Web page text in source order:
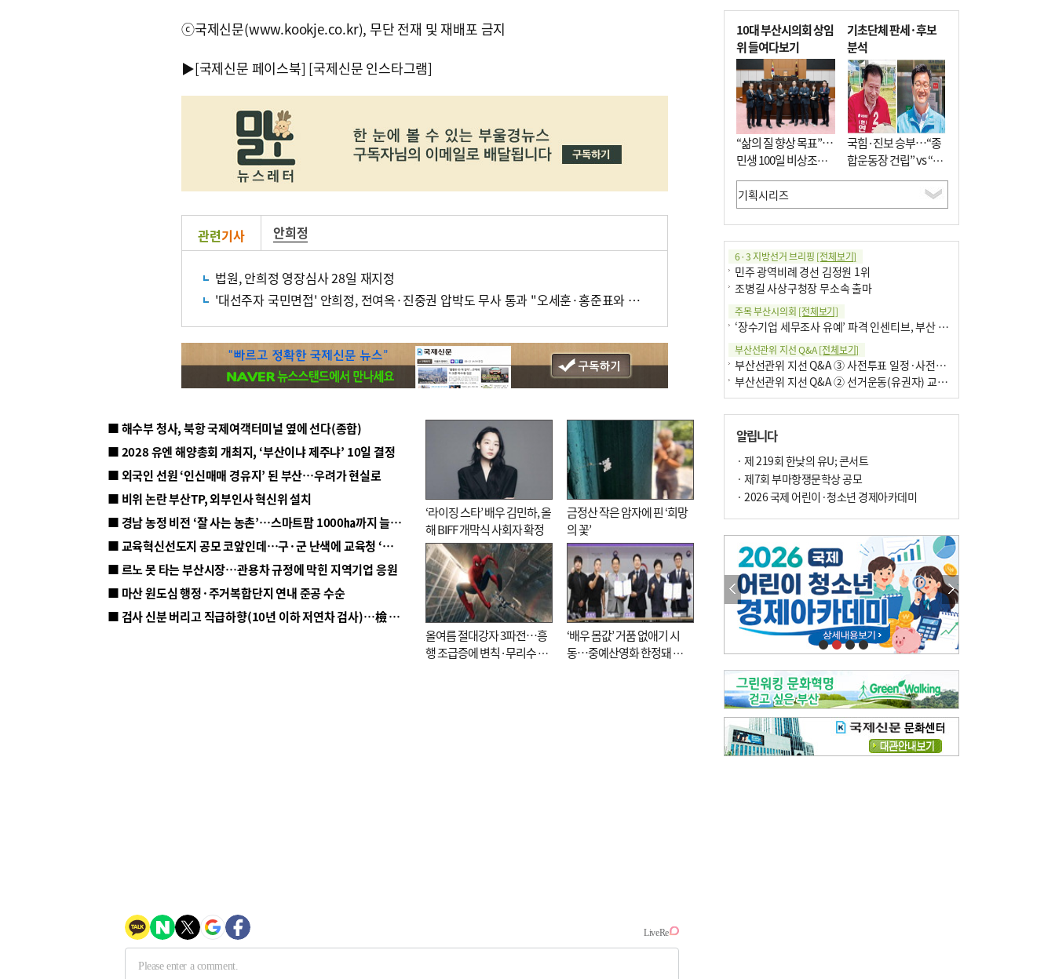
ⓒ국제신문(www.kookje.co.kr), 무단 전재 및 재배포 금지
▶[국제신문 페이스북] [국제신문 인스타그램]
관련기사 안희정
법원, 안희정 영장심사 28일 재지정
'대선주자 국민면접' 안희정, 전여옥·진중권 압박도 무사 통과 "오세훈·홍준표와 같이 보는 것은 모독"
■ 해수부 청사, 북항 국제여객터미널 옆에 선다(종합)
■ 2028 유엔 해양총회 개최지, ‘부산이냐 제주냐’ 10일 결정
■ 외국인 선원 ‘인신매매 경유지’ 된 부산…우려가 현실로
■ 비위 논란 부산TP, 외부인사 혁신위 설치
■ 경남 농정 비전 ‘잘 사는 농촌’…스마트팜 1000㏊까지 늘린다
■ 교육혁신선도지 공모 코앞인데…구·군 난색에 교육청 ‘쩔쩔’
■ 르노 못 타는 부산시장…관용차 규정에 막힌 지역기업 응원
■ 마산 원도심 행정·주거복합단지 연내 준공 수순
■ 검사 신분 버리고 직급하향(10년 이하 저연차 검사)…檢 중수청행 기피
‘라이징 스타’ 배우 김민하, 올
해 BIFF 개막식 사회자 확정
금정산 작은 암자에 핀 ‘희망
의 꽃’
올여름 절대강자 3파전…흥
행 조급증에 변칙·무리수 마
‘배우 몸값’ 거품 없애기 시
동…중예산영화 한정돼 실
10대 부산시의회 상임
위 들여다보기
“삶의 질 향상 목표”…
민생 100일 비상조치
면밀 심사
기초단체 판세·후보
분석
국힘·진보 승부…“종
합운동장 건립” vs “출
근 공공버스 도입”
6·3 지방선거 브리핑 [전체보기]
민주 광역비례 경선 김정원 1위
조병길 사상구청장 무소속 출마
주목 부산시의회 [전체보기]
‘장수기업 세무조사 유예’ 파격 인센티브, 부산 유출 막을까
부산선관위 지선 Q&A[전체보기]
부산선관위 지선 Q&A ③ 사전투표 일정·사전투표함 보관
부산선관위 지선 Q&A ② 선거운동(유권자) 교육감투표용지
알립니다
· 제 219회 한낮의 유U; 콘서트
· 제7회 부마항쟁문학상 공모
· 2026 국제 어린이·청소년 경제아카데미